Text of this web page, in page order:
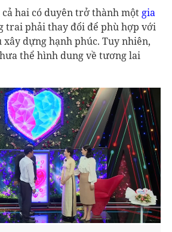
cả hai có duyên trở thành mộtgia
trai phải thay đổi để phù hợp với
dựng hạnh phúc. Tuy nhiên,
thể hình dung về tương lai